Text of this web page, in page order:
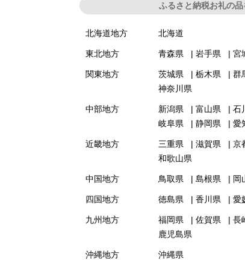
ふるさと納税お礼の
北海道地方 北海道
東北地方 青森県 岩手県 宮
関東地方 茨城県 栃木県 群
神奈川県
中部地方 新潟県 富山県 石
岐阜県
静岡県 愛
近畿地方 三重県 滋賀県 京
和歌山県
中国地方 鳥取県 島根県 岡
四国地方 徳島県 香川県 愛
九州地方 福岡県 佐賀県 長
鹿児島県
沖縄地方 沖縄県